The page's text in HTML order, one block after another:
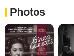
Photos